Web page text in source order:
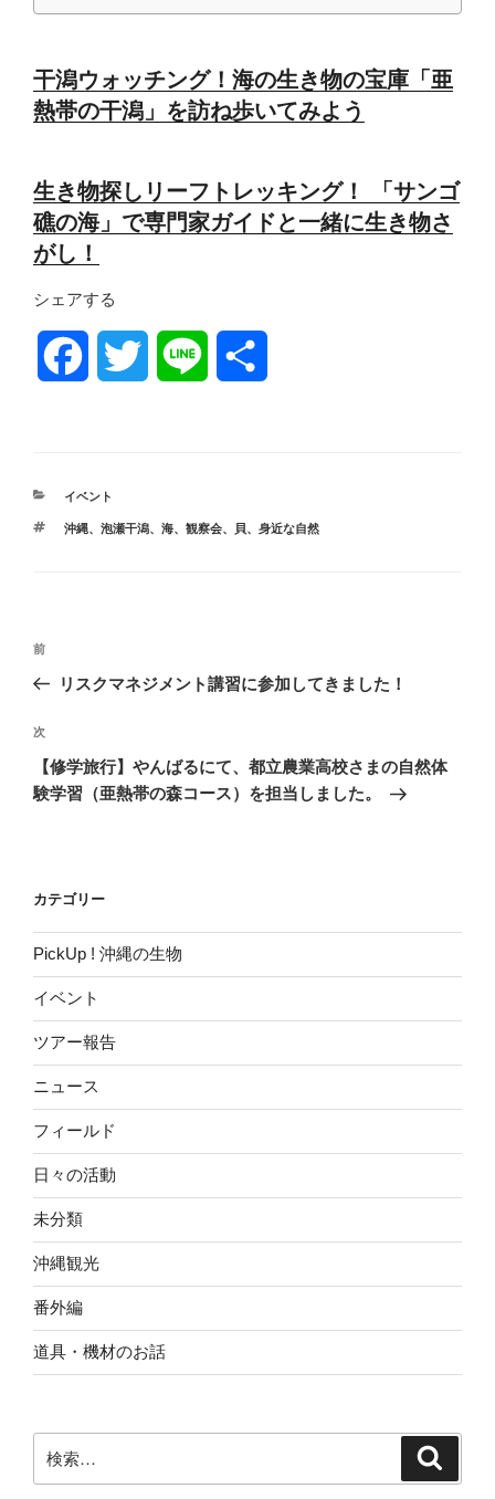
干潟ウォッチング！海の生き物の宝庫「亜
熱帯の干潟」を訪ね歩いてみよう
生き物探しリーフトレッキング！ 「サンゴ
礁の海」で専門家ガイドと一緒に生き物さ
がし！
シェアする
e
カ
ゴ
イベント
タ
沖縄、 泡瀬干潟、 海、 観察会、 貝 、 身近な自然
投
ナ
ビ
ゲ
ー
前
の
稿
前
リスクマネジメント講習に参加してきました！
次
の
投
次
【修学旅行】やんばるにて、都立農業高校さまの自然体
験学習（亜熱帯の森コース）を担当しました。
カテゴリー
PickUp ! 沖縄の生物
イベント
ツアー報告
ニュース
フィールド
日々の活動
未分類
沖縄観光
番外編
道具・機材のお話
索: